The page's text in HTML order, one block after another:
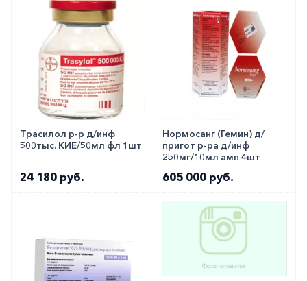
Трасилол р-р д/инф
500тыс. КИЕ/50мл фл 1шт
24 180 руб.
Нормосанг (Гемин) д/
пригот р-ра д/инф
250мг/10мл амп 4шт
605 000 руб.